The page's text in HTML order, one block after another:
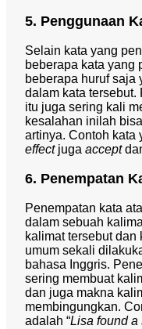
5. Penggunaan
Selain kata yang
beberapa kata yang
beberapa huruf saja
dalam kata tersebut.
itu juga sering kali
kesalahan inilah
artinya. Contoh kata
effectjuga accept
6. Penempatan
Penempatan kata
dalam sebuah
kalimat tersebut
umum sekali
bahasa Inggris.
sering membuat
dan juga makna
membingungkan.
adalah “Lisa found a